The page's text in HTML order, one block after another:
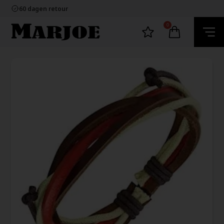
60 dagen retour
Ecommerce Europe
100% nikkelvrij sieraden
60 dagen retour
0